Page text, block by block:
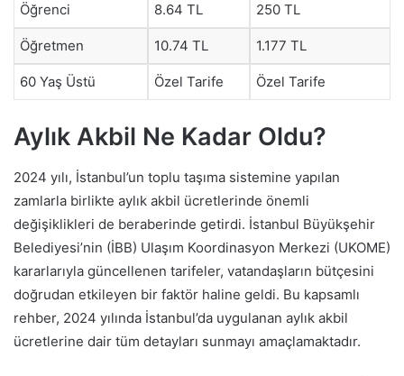
Öğrenci 8.64 TL 250 TL
Öğretmen 10.74 TL 1.177 TL
60 Yaş Üstü Özel Tarife Özel Tarife
Aylık Akbil Ne Kadar Oldu?
2024 yılı, İstanbul’un toplu taşıma sistemine yapılan
zamlarla birlikte aylık akbil ücretlerinde önemli
değişiklikleri de beraberinde getirdi. İstanbul Büyükşehir
Belediyesi’nin (İBB) Ulaşım Koordinasyon Merkezi (UKOME)
kararlarıyla güncellenen tarifeler, vatandaşların bütçesini
doğrudan etkileyen bir faktör haline geldi. Bu kapsamlı
rehber, 2024 yılında İstanbul’da uygulanan aylık akbil
ücretlerine dair tüm detayları sunmayı amaçlamaktadır.